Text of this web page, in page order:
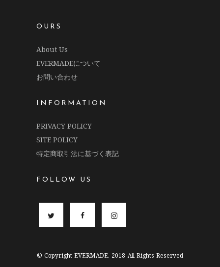
OURS
About Us
EVERMADEについて
お問い合わせ
INFORMATION
PRIVACY POLICY
SITE POLICY
特定商取引法に基づく表記
FOLLOW US
© Copyright EVERMADE. 2018 All Rights Reserved